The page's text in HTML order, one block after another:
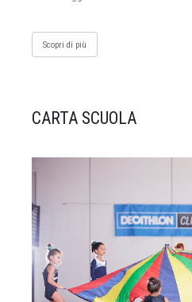
Scopri di più
CARTA SCUOLA